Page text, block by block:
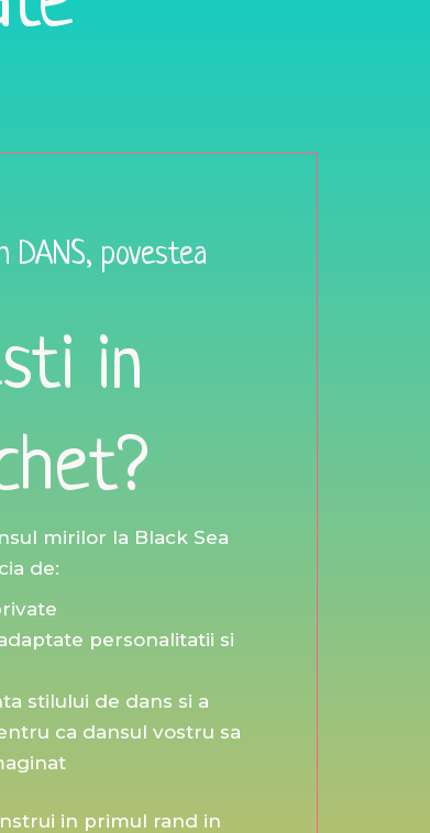
DANS, povestea
in
mirilor la Black Sea
de:
personalitatii si
stilului de dans si a
ca dansul vostru sa
in primul rand in